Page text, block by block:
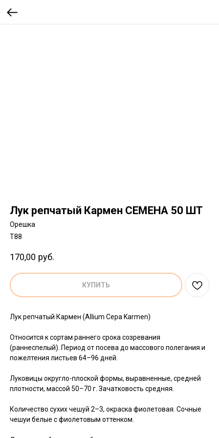
Лук репчатый Кармен СЕМЕНА 50 ШТ
Орешка
T88
170,00 руб.
КУПИТЬ
Лук репчатый Кармен (Allium Cepa Karmen)
Относится к сортам раннего срока созревания
(раннеспелый). Период от посева до массового полегания и
пожелтения листьев 64–96 дней.
Луковицы округло-плоской формы, выравненные, средней
плотности, массой 50–70 г. Зачатковость средняя.
Количество сухих чешуй 2–3, окраска фиолетовая. Сочные
чешуи белые с фиолетовым оттенком.